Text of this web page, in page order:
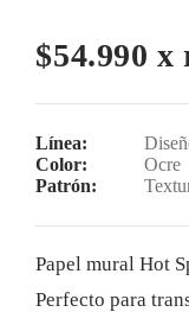
$54.990 x
Línea:
Color:
Ocre
Patrón:
Papel mural Hot
Perfecto para